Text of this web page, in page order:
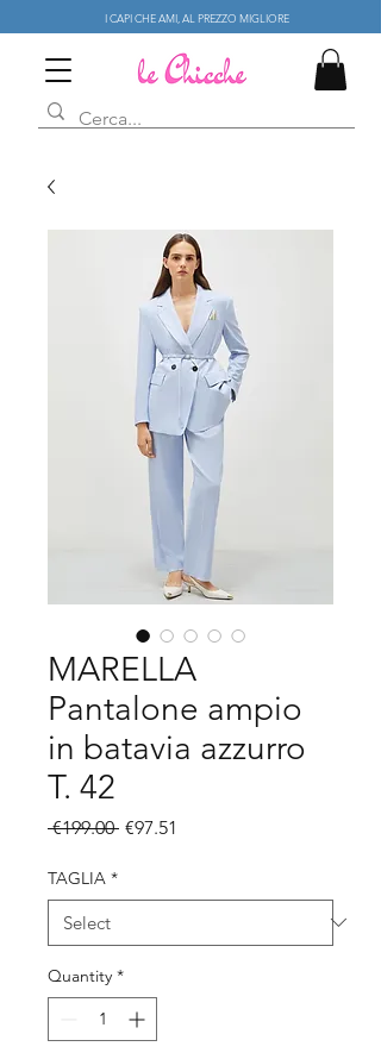
I CAPI CHE AMI, AL PREZZO MIGLIORE
MARELLA
Pantalone ampio
in batavia azzurro
T. 42
€199.00 Regular
€97.51
TAGLIA *
Quantity *